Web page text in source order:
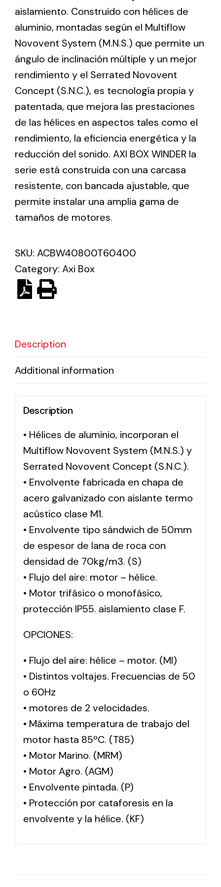
Ventilation
The incorporation of Novovent into the group
meant a greater offer of ventilation products for
different uses
Iluminación Solar
Variedad de soluciones solares para todo tipo
de necesidades.
Solar lighting
Variety of solar solutions for all kinds of needs.
aislamiento. Construido con hélices de
aluminio, montadas según el Multiflow
Novovent System (M.N.S.) que permite un
ángulo de inclinación múltiple y un mejor
rendimiento y el Serrated Novovent
Concept (S.N.C.), es tecnología propia y
patentada, que mejora las prestaciones
de las hélices en aspectos tales como el
rendimiento, la eficiencia energética y la
reducción del sonido. AXI BOX WINDER la
serie está construida con una carcasa
resistente, con bancada ajustable, que
permite instalar una amplia gama de
tamaños de motores.
SKU: ACBW40800T60400
Category: Axi Box
Description
Additional information
Description
• Hélices de aluminio, incorporan el
Multiflow Novovent System (M.N.S.) y
Serrated Novovent Concept (S.N.C.).
• Envolvente fabricada en chapa de
acero galvanizado con aislante termo
acústico clase M1.
• Envolvente tipo sándwich de 50mm
de espesor de lana de roca con
densidad de 70kg/m3. (S)
• Flujo del aire: motor – hélice.
• Motor trifásico o monofásico,
protección IP55. aislamiento clase F.
OPCIONES:
• Flujo del aire: hélice – motor. (MI)
• Distintos voltajes. Frecuencias de 50
o 60Hz
• motores de 2 velocidades.
• Máxima temperatura de trabajo del
motor hasta 85ºC. (T85)
• Motor Marino. (MRM)
• Motor Agro. (AGM)
• Envolvente pintada. (P)
• Protección por cataforesis en la
envolvente y la hélice. (KF)